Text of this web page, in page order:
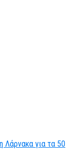
Λάρνακα για τα 50